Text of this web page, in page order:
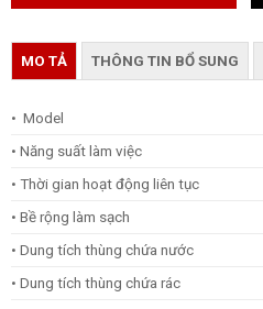
MO TẢ THÔNG TIN BỔ SUNG
• Model
• Năng suất làm việc
• Thời gian hoạt động liên tục
• Bề rộng làm sạch
• Dung tích thùng chứa nước
• Dung tích thùng chứa rác